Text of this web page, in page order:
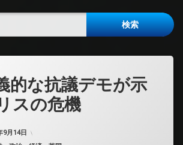
的な抗議デモが示
スの危機
9月14日